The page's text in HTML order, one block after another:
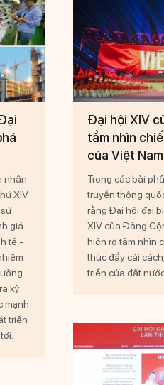
nhân
XIV
giá
tế -
kỷ
mạnh
triển
Đại hội XIV
tầm nhìn
của Việt Nam
Trong các bài
truyền thông
rằng Đại hội đại
XIV của Đảng
hiện rõ tầm nhìn
thúc đẩy cải
triển của đất